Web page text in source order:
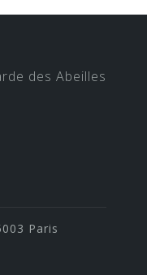
des Abeilles
Paris